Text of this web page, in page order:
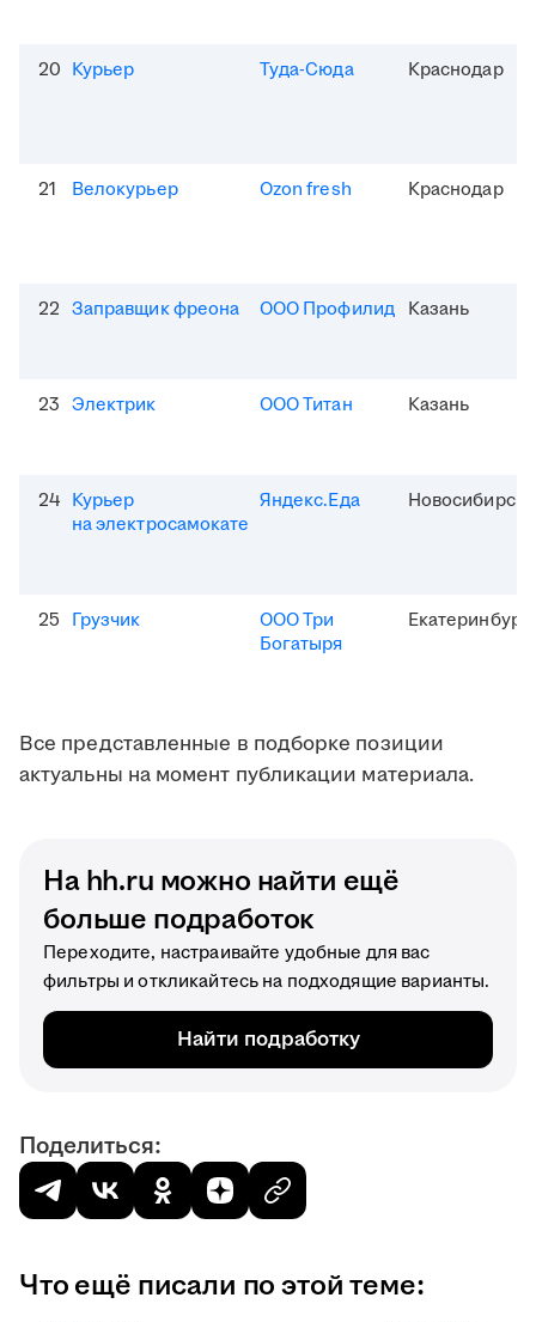
20 Курьер Туда-Сюда Краснодар
21 Велокурьер Ozon fresh Краснодар
22 Заправщик фреона ООО Профилид Казань
23 Электрик ООО Титан Казань
24 Курьер
на электросамокате
Яндекс.Еда Новосибирск
25 Грузчик
ООО Три
Богатыря
Екатеринбург
Все представленные в подборке позиции
актуальны на момент публикации материала.
На hh.ru можно найти ещё
больше подработок
Переходите, настраивайте удобные для вас
фильтры и откликайтесь на подходящие варианты.
Найти подработку
Поделиться:
Что ещё писали по этой теме: